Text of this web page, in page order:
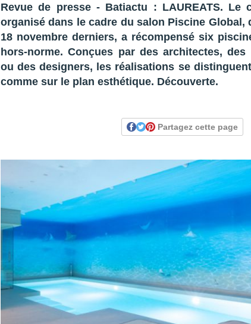
Revue de presse - Batiactu : LAUREATS. Le
organisé dans le cadre du salon Piscine Global,
18 novembre derniers, a récompensé six
hors-norme. Conçues par des architectes,
ou des designers, les réalisations se
comme sur le plan esthétique. Découverte.
Partagez cette page